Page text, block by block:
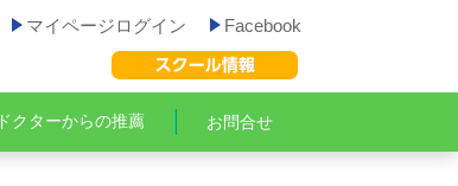
マイページログイン Facebook
ドクターからの推薦 お問合せ